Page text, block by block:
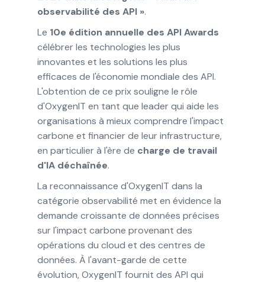
observabilité des API ».
Le 10e édition annuelle des API Awards
célébrer les technologies les plus
innovantes et les solutions les plus
efficaces de l'économie mondiale des API.
L'obtention de ce prix souligne le rôle
d'OxygenIT en tant que leader qui aide les
organisations à mieux comprendre l'impact
carbone et financier de leur infrastructure,
en particulier à l'ère de charge de travail
d'IA déchaînée.
La reconnaissance d'OxygenIT dans la
catégorie observabilité met en évidence la
demande croissante de données précises
sur l'impact carbone provenant des
opérations du cloud et des centres de
données. À l'avant-garde de cette
évolution, OxygenIT fournit des API qui